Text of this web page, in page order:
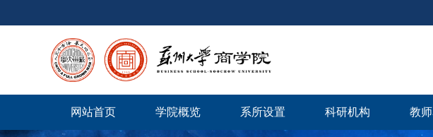
网站首页 学院概览 系所设置 科研机构 教